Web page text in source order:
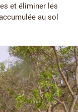
et éliminer les
au sol